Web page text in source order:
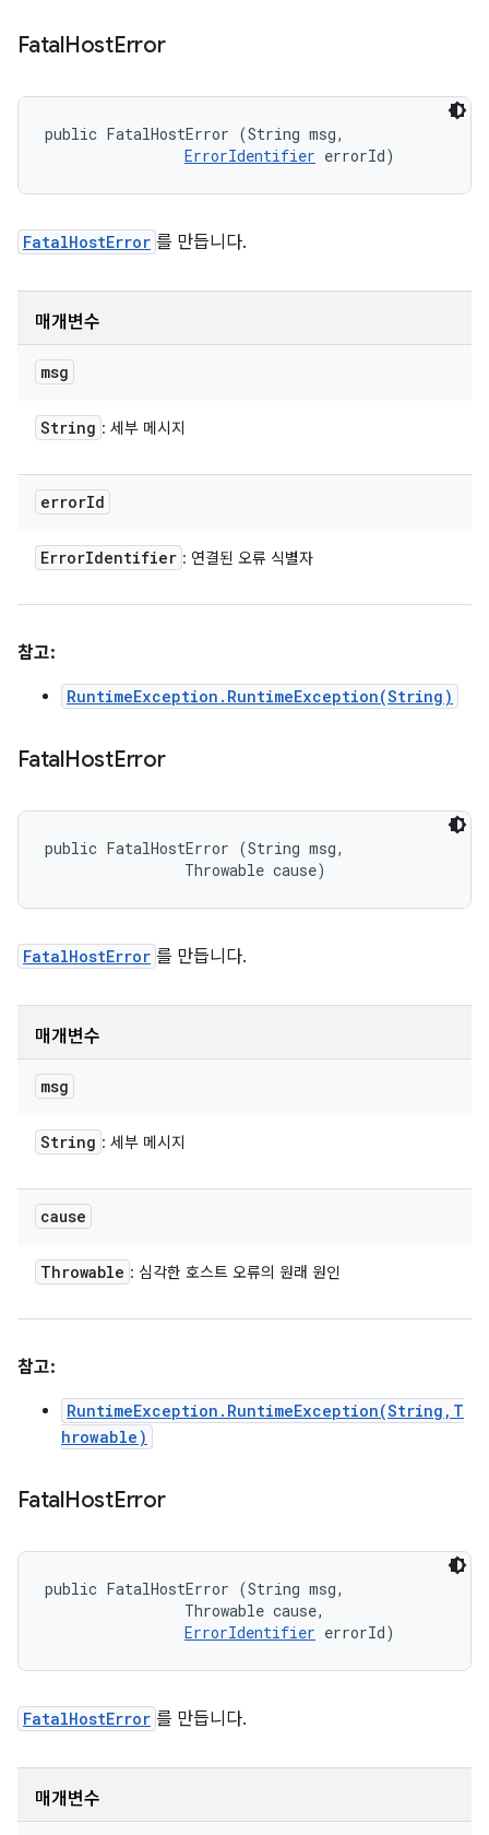
FatalHostError
public FatalHostError (String msg,
ErrorIdentifier errorId)
FatalHostError 를 만듭니다.
매개변수
msg
String : 세부 메시지
errorId
ErrorIdentifier : 연결된 오류 식별자
참고:
RuntimeException.RuntimeException(String)
FatalHostError
public FatalHostError (String msg,
                Throwable cause)
FatalHostError 를 만듭니다.
매개변수
msg
String : 세부 메시지
cause
Throwable : 심각한 호스트 오류의 원래 원인
참고:
RuntimeException.RuntimeException(String,T
hrowable)
FatalHostError
public FatalHostError (String msg,
                Throwable cause,
ErrorIdentifier errorId)
FatalHostError 를 만듭니다.
매개변수